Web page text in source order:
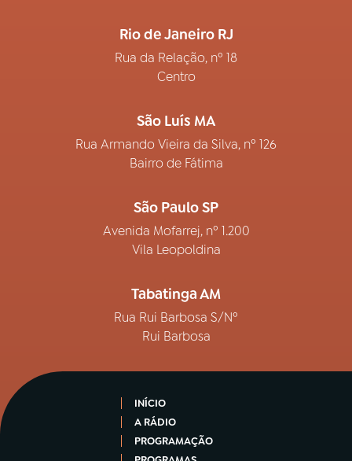
Rio de Janeiro RJ
Rua da Relação, nº 18
Centro
São Luís MA
Rua Armando Vieira da Silva, nº 126
Bairro de Fátima
São Paulo SP
Avenida Mofarrej, nº 1.200
Vila Leopoldina
Tabatinga AM
Rua Rui Barbosa S/Nº
Rui Barbosa
INÍCIO
A RÁDIO
PROGRAMAÇÃO